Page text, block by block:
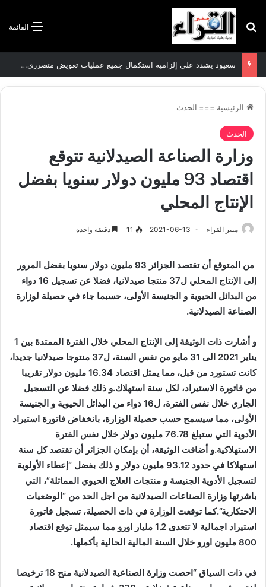
القائمة بحث عن
سعيود يشدد على إلزامية استكمال جميع عمليات تعويض متضرري حرائق الغابات قبل نهاية شهر أوت
الرئيسية === الحدث
الحدث
وزارة الصناعة الصيدلانية تتوقع
اقتصاد 93 مليون دولار سنويا بفضل
الإنتاج المحلي
منبر القراء 2021-06-13
11 دقيقة واحدة
من المتوقع أن تقتصد الجزائر 93 مليون دولار سنويا بفضل المرور
إلى الإنتاج المحلي ل37 منتجا صيدلانيا، فضلا عن تسجيل 16 دواء
من البدائل الحيوية و الجنيسة الأولى، حسبما جاء في حصيلة لوزارة
الصناعة الصيدلانية.
و أشارت ذات الوثيقة إلى الإنتاج المحلي خلال الفترة الممتدة بين 1
يناير 2021 الى 31 مايو من نفس السنة، ل37 منتوجا صيدلانيا جديدا،
كانت تستورد من قبل، مما يمثل اقتصاد 16.34 مليون دولار تقريبا
من فاتورة الاستيراد، لكل سنة استهلاك.و ذلك فضلا عن التسجيل
الجاري خلال نفس الفترة، ل16 دواء من البدائل الحيوية و الجنيسة
الأولى، مما سيسمح حسب حصيلة الوزارة، بانخفاض فاتورة استيراد
الأدوية التي ستبلغ 76.78 مليون دولار خلال نفس الفترة
الاستهلاكية.و أضافت الوثيقة، أن بإمكان الجزائر أن تقتصد كل سنة
استهلاكا في حدود 93.12 مليون دولار و ذلك بفضل “إعطاء الأولوية
لتسجيل الأدوية الجنيسة و منتجات العلاج الحيوي المماثلة”، التي
باشرتها وزارة الصناعات الصيدلانية من اجل الحد من “الوضعيات
الاحتكارية”.كما توقعت الوزارة في ذات الحصيلة، تسجيل فاتورة
استيراد اجمالية لا تتعدى 1.2 مليار اورو مما سيمثل توقع اقتصاد
800 مليون اورو خلال السنة المالية الحالية بأكملها.
في ذات السياق “احصت وزارة الصناعية الصيدلانية منح 18 ترخيصا